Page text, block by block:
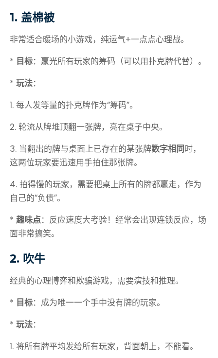
1. 盖棉被
非常适合暖场的小游戏，纯运气+一点点心理战。
* 目标：赢光所有玩家的筹码（可以用扑克牌代替）。
* 玩法：
1. 每人发等量的扑克牌作为“筹码”。
2. 轮流从牌堆顶翻一张牌，亮在桌子中央。
3. 当翻出的牌与桌面上已存在的某张牌数字相同时，
这两位玩家要迅速用手拍住那张牌。
4. 拍得慢的玩家，需要把桌上所有的牌都赢走，作为
自己的“负债”。
* 趣味点：反应速度大考验！经常会出现连锁反应，场
面非常搞笑。
2. 吹牛
经典的心理博弈和欺骗游戏，需要演技和推理。
* 目标：成为唯一一个手中没有牌的玩家。
* 玩法：
1. 将所有牌平均发给所有玩家，背面朝上，不能看。